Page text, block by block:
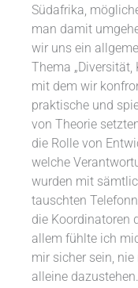
Südafrika,
man damit
wir uns ein
Thema „Diversität,
mit dem wir
praktische und
von Theorie
die Rolle von
welche
wurden mit
tauschten
die Koordinatoren
allem fühlte ich
mir sicher sein,
alleine